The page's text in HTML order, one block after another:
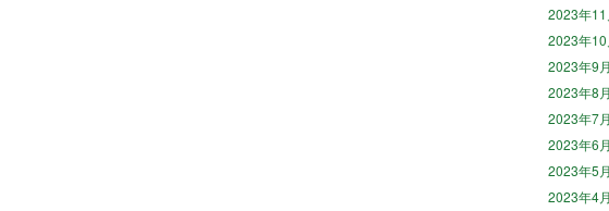
2023年11
2023年10
2023年9月
2023年8月
2023年7月
2023年6月
2023年5月
2023年4月